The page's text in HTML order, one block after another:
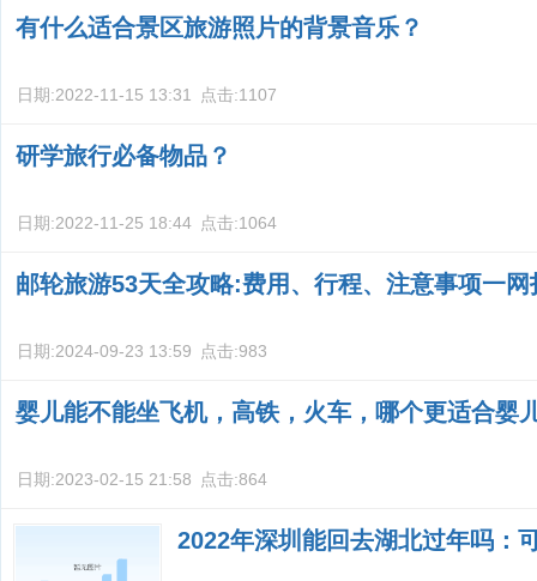
有什么适合景区旅游照片的背景音乐？
日期:2022-11-15 13:31 点击:1107
研学旅行必备物品？
日期:2022-11-25 18:44 点击:1064
邮轮旅游53天全攻略:费用、行程、注意事项一网
日期:2024-09-23 13:59 点击:983
婴儿能不能坐飞机，高铁，火车，哪个更适合婴
日期:2023-02-15 21:58 点击:864
2022年深圳能回去湖北过年吗：